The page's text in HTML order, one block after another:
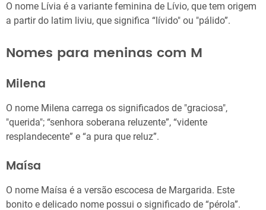
O nome Lívia é a variante feminina de Lívio, que tem origem
a partir do latim liviu, que significa “lívido" ou "pálido”.
Nomes para meninas com M
Milena
O nome Milena carrega os significados de "graciosa",
"querida"; “senhora soberana reluzente”, “vidente
resplandecente” e “a pura que reluz”.
Maísa
O nome Maísa é a versão escocesa de Margarida. Este
bonito e delicado nome possui o significado de “pérola”.